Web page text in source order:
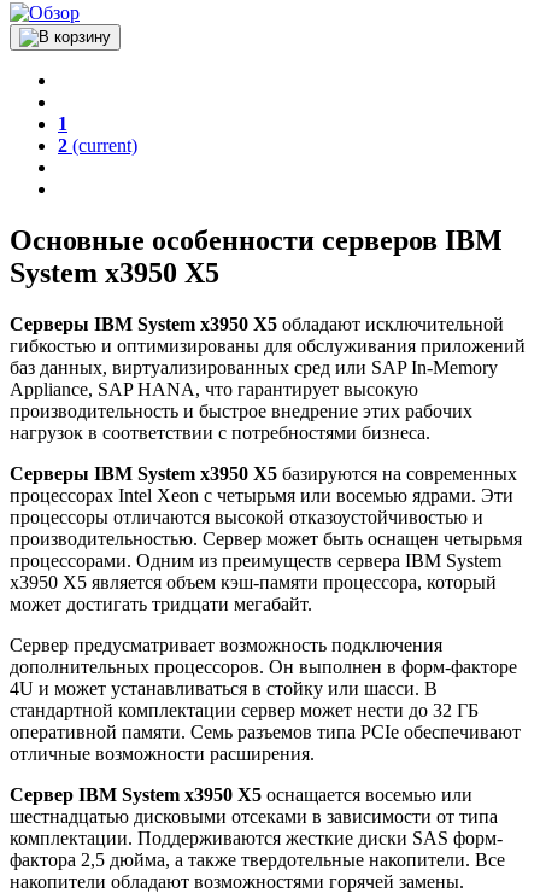
1
2 (current)
Основные особенности серверов IBM
System x3950 X5
Серверы IBM System x3950 X5 обладают исключительной
гибкостью и оптимизированы для обслуживания приложений
баз данных, виртуализированных сред или SAP In-Memory
Appliance, SAP HANA, что гарантирует высокую
производительность и быстрое внедрение этих рабочих
нагрузок в соответствии с потребностями бизнеса.
Серверы IBM System x3950 X5 базируются на современных
процессорах Intel Xeon с четырьмя или восемью ядрами. Эти
процессоры отличаются высокой отказоустойчивостью и
производительностью. Сервер может быть оснащен четырьмя
процессорами. Одним из преимуществ сервера IBM System
x3950 X5 является объем кэш-памяти процессора, который
может достигать тридцати мегабайт.
Сервер предусматривает возможность подключения
дополнительных процессоров. Он выполнен в форм-факторе
4U и может устанавливаться в стойку или шасси. В
стандартной комплектации сервер может нести до 32 ГБ
оперативной памяти. Семь разъемов типа PCIe обеспечивают
отличные возможности расширения.
Сервер IBM System x3950 X5 оснащается восемью или
шестнадцатью дисковыми отсеками в зависимости от типа
комплектации. Поддерживаются жесткие диски SAS форм-
фактора 2,5 дюйма, а также твердотельные накопители. Все
накопители обладают возможностями горячей замены.